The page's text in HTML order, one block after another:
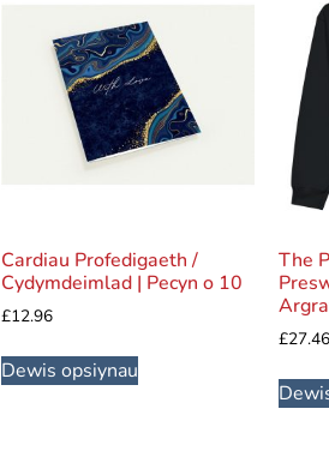
Cardiau Profedigaeth /
Cydymdeimlad | Pecyn o 10
£12.96
Dewis opsiynau
The
£27.46